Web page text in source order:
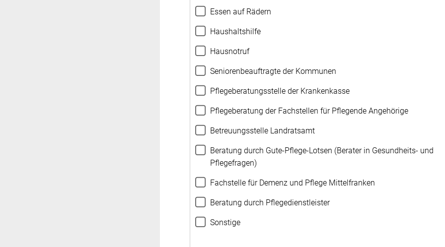
Essen auf Rädern
Haushaltshilfe
Hausnotruf
Seniorenbeauftragte der Kommunen
Pflegeberatungsstelle der Krankenkasse
Pflegeberatung der Fachstellen für Pflegende Angehörige
Betreuungsstelle Landratsamt
Beratung durch Gute-Pflege-Lotsen (Berater in Gesundheits- und
Pflegefragen)
Fachstelle für Demenz und Pflege Mittelfranken
Beratung durch Pflegedienstleister
Sonstige